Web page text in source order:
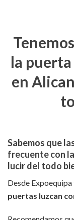
la
en
Sabemos que
frecuente con
lucir del todo
Desde Expoequipa
puertas luzcan